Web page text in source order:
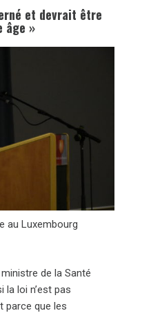
et devrait être
âge »
au Luxembourg
de la Santé
la loi n’est pas
parce que les